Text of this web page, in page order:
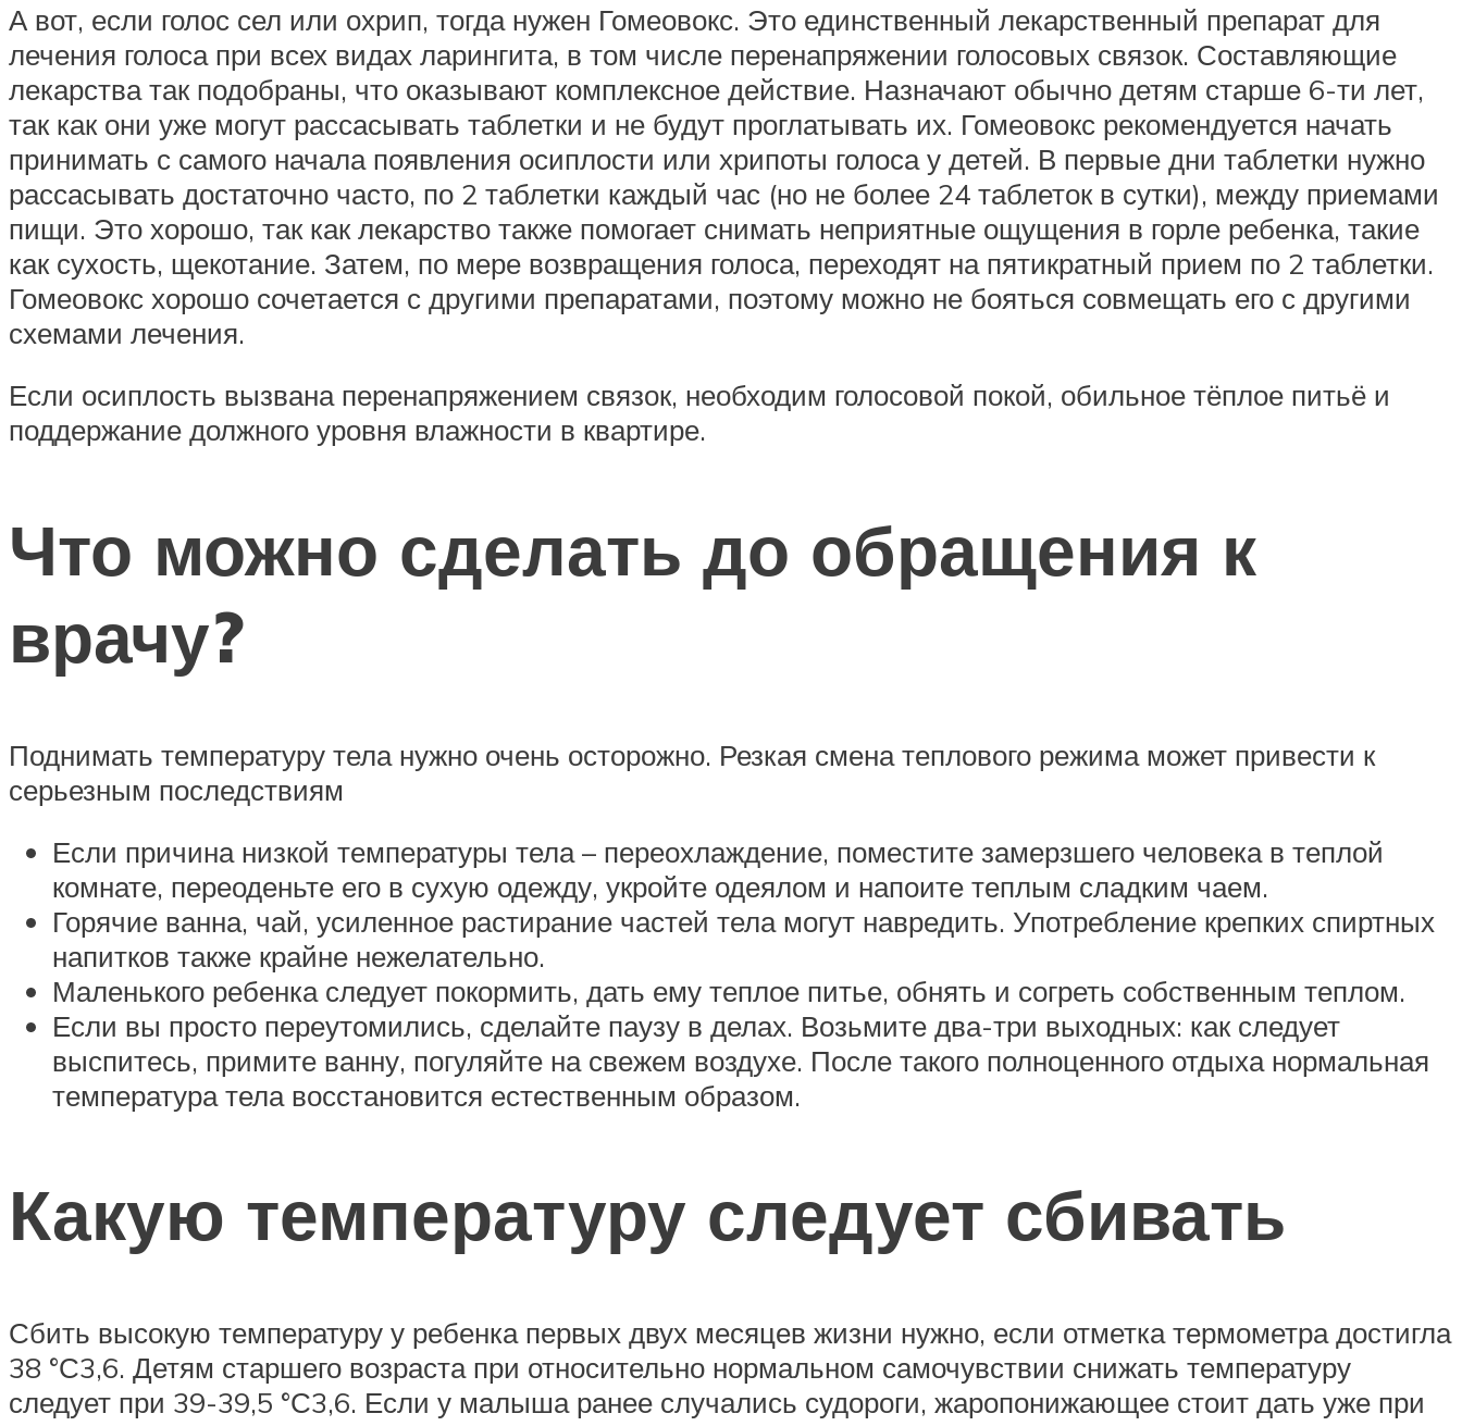
А вот, если голос сел или охрип, тогда нужен Гомеовокс. Это единственный лекарственный препарат для
лечения голоса при всех видах ларингита, в том числе перенапряжении голосовых связок. Составляющие
лекарства так подобраны, что оказывают комплексное действие. Назначают обычно детям старше 6-ти лет,
так как они уже могут рассасывать таблетки и не будут проглатывать их. Гомеовокс рекомендуется начать
принимать с самого начала появления осиплости или хрипоты голоса у детей. В первые дни таблетки нужно
рассасывать достаточно часто, по 2 таблетки каждый час (но не более 24 таблеток в сутки), между приемами
пищи. Это хорошо, так как лекарство также помогает снимать неприятные ощущения в горле ребенка, такие
как сухость, щекотание. Затем, по мере возвращения голоса, переходят на пятикратный прием по 2 таблетки.
Гомеовокс хорошо сочетается с другими препаратами, поэтому можно не бояться совмещать его с другими
схемами лечения.
Если осиплость вызвана перенапряжением связок, необходим голосовой покой, обильное тёплое питьё и
поддержание должного уровня влажности в квартире.
Что можно сделать до обращения к
врачу?
Поднимать температуру тела нужно очень осторожно. Резкая смена теплового режима может привести к
серьезным последствиям
Если причина низкой температуры тела – переохлаждение, поместите замерзшего человека в теплой
комнате, переоденьте его в сухую одежду, укройте одеялом и напоите теплым сладким чаем.
Горячие ванна, чай, усиленное растирание частей тела могут навредить. Употребление крепких спиртных
напитков также крайне нежелательно.
Маленького ребенка следует покормить, дать ему теплое питье, обнять и согреть собственным теплом.
Если вы просто переутомились, сделайте паузу в делах. Возьмите два-три выходных: как следует
выспитесь, примите ванну, погуляйте на свежем воздухе. После такого полноценного отдыха нормальная
температура тела восстановится естественным образом.
Какую температуру следует сбивать
Сбить высокую температуру у ребенка первых двух месяцев жизни нужно, если отметка термометра достигла
38 °С3,6. Детям старшего возраста при относительно нормальном самочувствии снижать температуру
следует при 39-39,5 °С3,6. Если у малыша ранее случались судороги, жаропонижающее стоит дать уже при